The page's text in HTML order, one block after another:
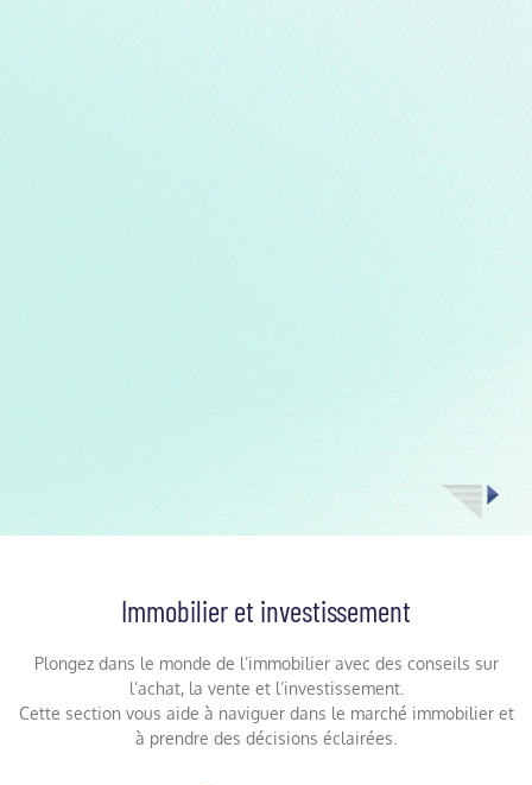
Immobilier et investissement
Plongez dans le monde de l’immobilier avec des conseils sur
l’achat, la vente et l’investissement.
Cette section vous aide à naviguer dans le marché immobilier et
à prendre des décisions éclairées.